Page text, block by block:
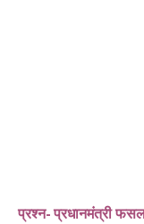
प्रश्न- प्रधानमंत्री